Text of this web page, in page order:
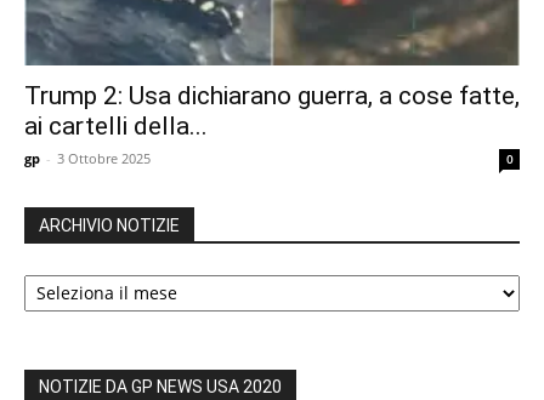
Trump 2: Usa dichiarano guerra, a cose fatte,
ai cartelli della...
gp - 3 Ottobre 2025 0
ARCHIVIO NOTIZIE
ARCHIVIO
NOTIZIE
NOTIZIE DA GP NEWS USA 2020